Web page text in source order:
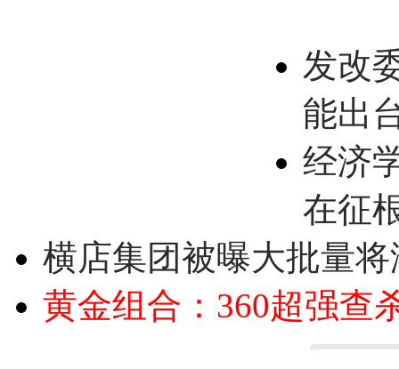
发改
能出
经济
在征
横店集团被曝大批量
黄金组合：360超强查